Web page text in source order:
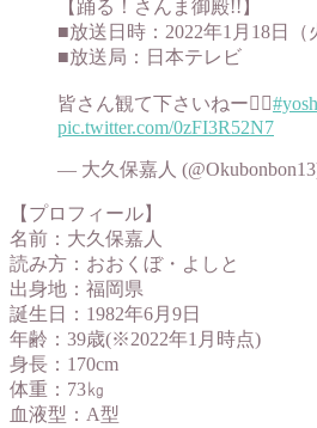
【踊る！さんま御殿!!】
■放送日時：2022年1月18日（
■放送局：日本テレビ
皆さん観て下さいねー🙇‍♂️
pic.twitter.com/0zFI3R52N7
— 大久保嘉人
【プロフィール】
名前：大久保嘉人
読み方：おおくぼ・よしと
出身地：福岡県
誕生日：1982年6月9日
年齢：39歳(※2022年1月時点)
身長：170cm
体重：73㎏
血液型：A型